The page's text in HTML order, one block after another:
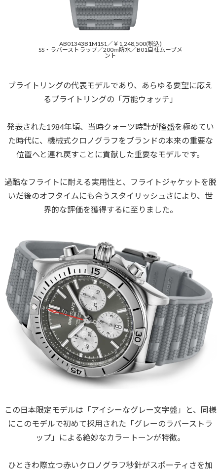
AB01343B1M1S1／￥1,248,500(税込)
SS・ラバーストラップ／200m防水／B01自社ムーブメ
ント
ブライトリングの代表モデルであり、あらゆる要望に応え
るブライトリングの「万能ウォッチ」
発表された1984年頃、当時クォーツ時計が隆盛を極めてい
た時代に、機械式クロノグラフをブランドの本来の重要な
位置へと連れ戻すことに貢献した重要なモデルです。
過酷なフライトに耐える実用性と、フライトジャケットを脱
いだ後のオフタイムにも合うスタイリッシュさにより、世
界的な評価を獲得するに至りました。
この日本限定モデルは「アイシーなグレー文字盤」と、同様
にこのモデルで初めて採用された「グレーのラバーストラ
ップ」による絶妙なカラートーンが特徴。
ひときわ際立つ赤いクロノグラフ秒針がスポーティさを加